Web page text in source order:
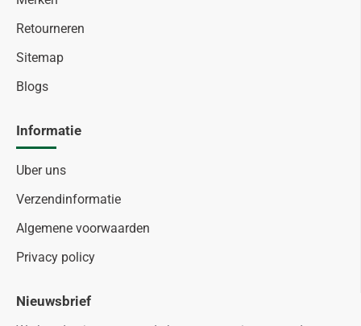
Retourneren
Sitemap
Blogs
Informatie
Uber uns
Verzendinformatie
Algemene voorwaarden
Privacy policy
Nieuwsbrief